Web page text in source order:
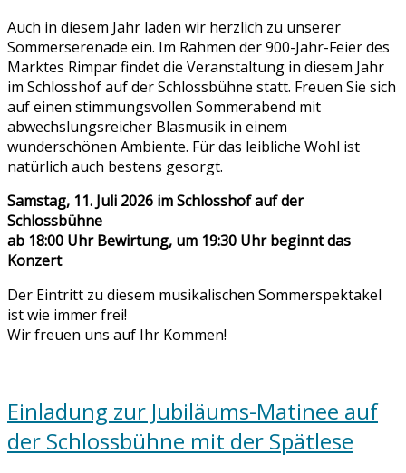
Auch in diesem Jahr laden wir herzlich zu unserer
Sommerserenade ein. Im Rahmen der 900-Jahr-Feier des
Marktes Rimpar findet die Veranstaltung in diesem Jahr
im Schlosshof auf der Schlossbühne statt. Freuen Sie sich
auf einen stimmungsvollen Sommerabend mit
abwechslungsreicher Blasmusik in einem
wunderschönen Ambiente. Für das leibliche Wohl ist
natürlich auch bestens gesorgt.
Samstag, 11. Juli 2026 im Schlosshof auf der
Schlossbühne
ab 18:00 Uhr Bewirtung, um 19:30 Uhr beginnt das
Konzert
Der Eintritt zu diesem musikalischen Sommerspektakel
ist wie immer frei!
Wir freuen uns auf Ihr Kommen!
Einladung zur Jubiläums-Matinee auf
der Schlossbühne mit der Spätlese